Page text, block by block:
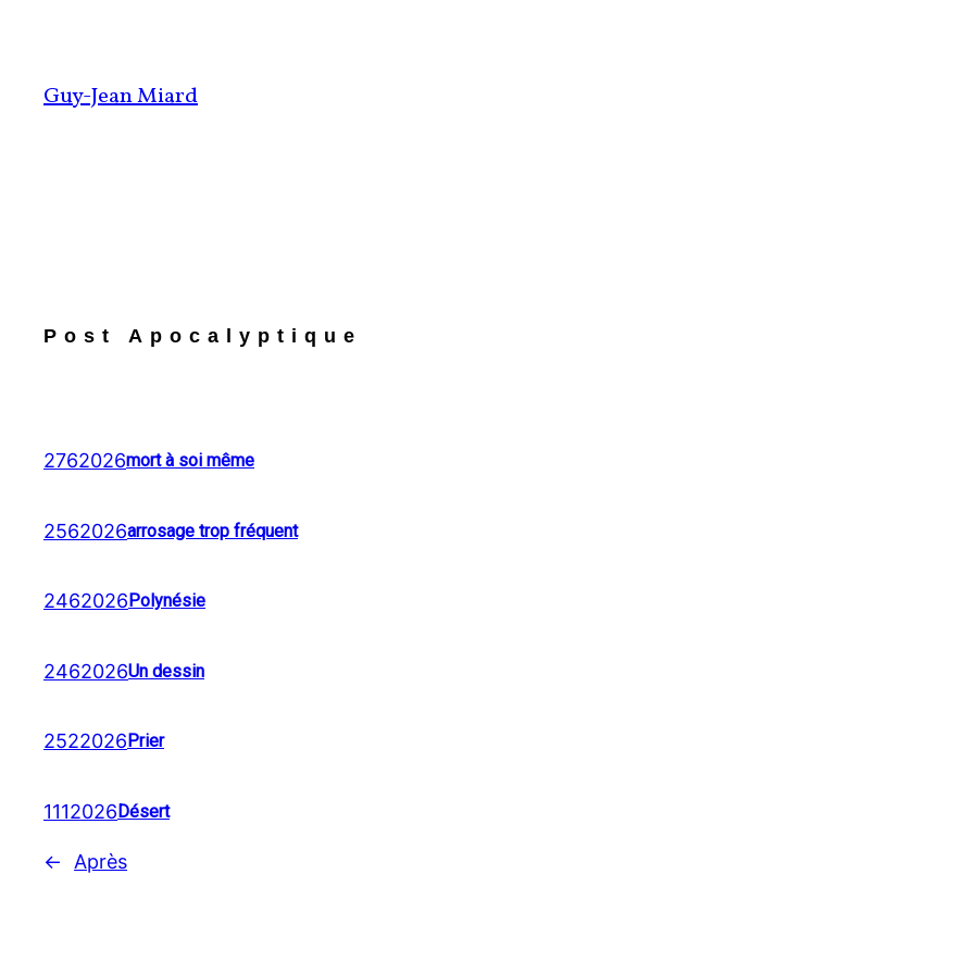
contenuGuy-Jean Miard
Post Apocalyptique
2762026mort à soi même
2562026arrosage trop fréquent
2462026Polynésie
2462026Un dessin
2522026 Prier
1112026Désert
← Après